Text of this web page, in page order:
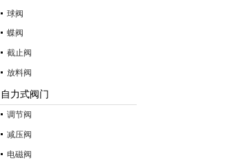
球阀
蝶阀
截止阀
放料阀
自力式阀门
调节阀
减压阀
电磁阀